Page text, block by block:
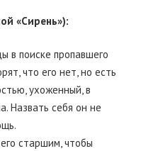
«Сирень»):
в поиске пропавшего
что его нет, но есть
ухоженный, в
Назвать себя он не
старшим, чтобы